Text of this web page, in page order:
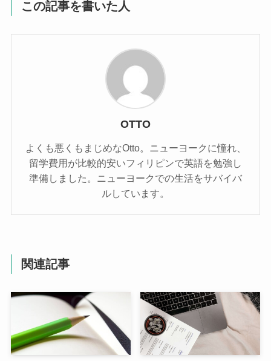
この記事を書いた人
OTTO
よくも悪くもまじめなOtto。ニューヨークに憧れ、
留学費用が比較的安いフィリピンで英語を勉強し
準備しました。ニューヨークでの生活をサバイバ
ルしています。
関連記事